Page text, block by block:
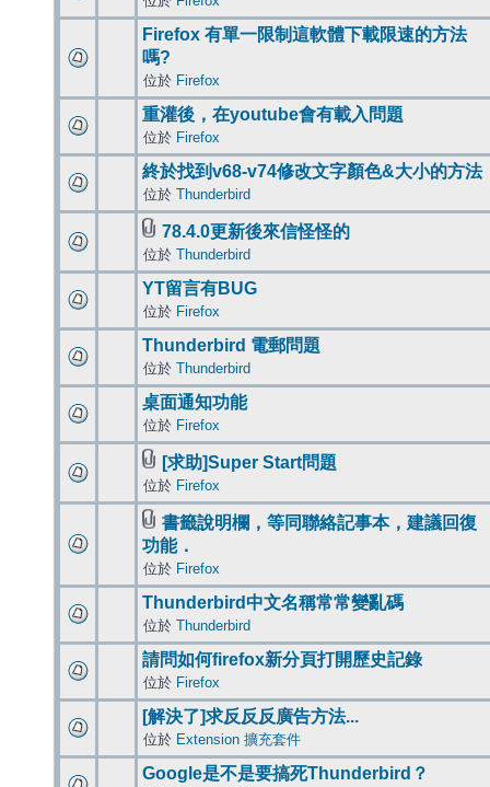
Firefox 有單一限制這軟體下載限速的方法
嗎?
位於 Firefox
重灌後，在youtube會有載入問題
位於 Firefox
終於找到v68-v74修改文字顏色&大小的方法
位於 Thunderbird
78.4.0更新後來信怪怪的
位於 Thunderbird
YT留言有BUG
位於 Firefox
Thunderbird 電郵問題
位於 Thunderbird
桌面通知功能
位於 Firefox
[求助]Super Start問題
位於 Firefox
書籤說明欄，等同聯絡記事本，建議回復
功能．
位於 Firefox
Thunderbird中文名稱常常變亂碼
位於 Thunderbird
請問如何firefox新分頁打開歷史記錄
位於 Firefox
[解決了]求反反反廣告方法...
位於 Extension 擴充套件
Google是不是要搞死Thunderbird？